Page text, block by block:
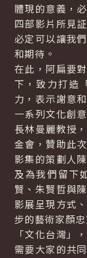
體現的意義，
四部影片所見
必定可以讓我
和期待。
在此，阿扁要
下，致力打造
力，表示謝意
一系列文化創
長林曼麗教授
金會，贊助此
影集的策劃人
及為我們留下
賢、朱賢哲與
影展呈現方式
步的藝術家顏
「文化台灣」
需要大家的共